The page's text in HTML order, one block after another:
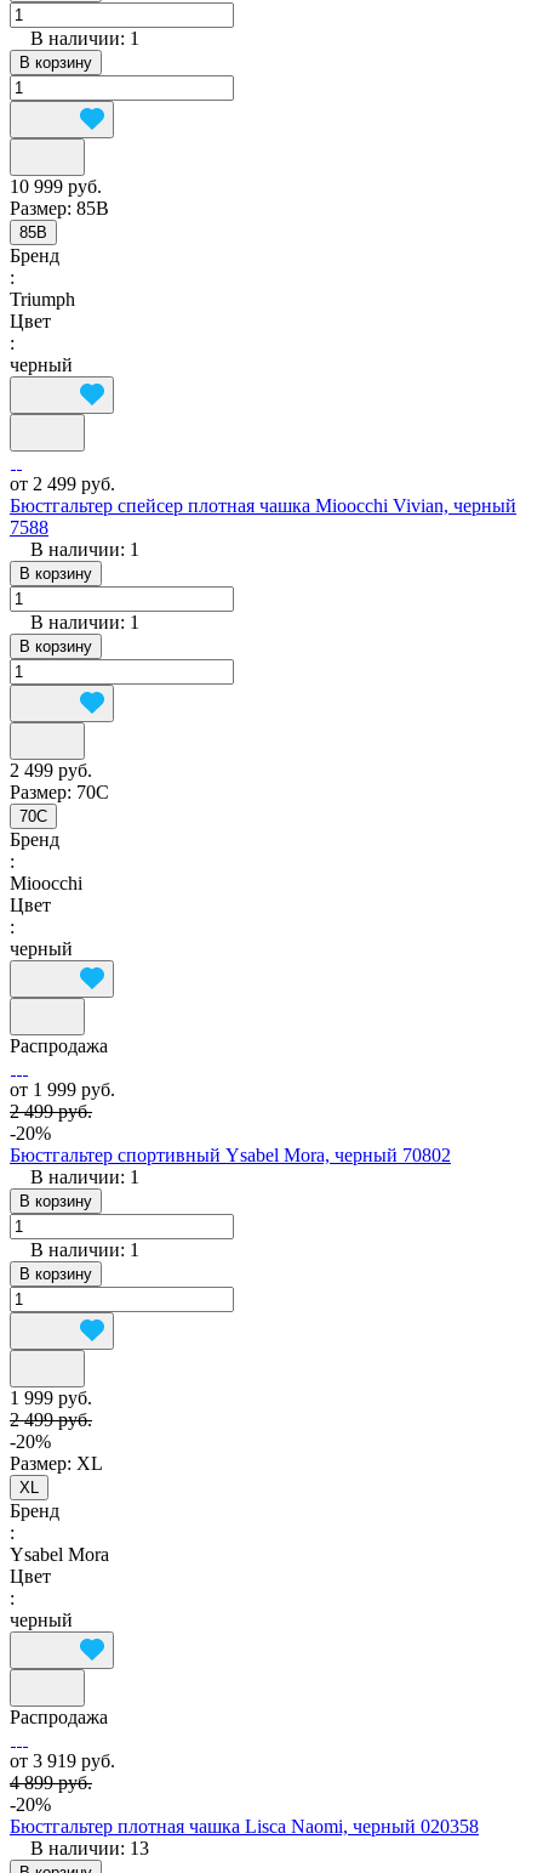
В наличии: 1
В корзину
10 999 руб.
Размер: 85B
85B
Бренд
:
Triumph
Цвет
:
черный
от 2 499 руб.
Бюстгальтер спейсер плотная чашка Mioocchi Vivian, черный
7588
В наличии: 1
В корзину
В наличии: 1
В корзину
2 499 руб.
Размер: 70C
70C
Бренд
:
Mioocchi
Цвет
:
черный
Распродажа
от 1 999 руб.
2 499 руб.
-20%
Бюстгальтер спортивный Ysabel Mora, черный 70802
В наличии: 1
В корзину
В наличии: 1
В корзину
1 999 руб.
2 499 руб.
-20%
Размер: XL
XL
Бренд
:
Ysabel Mora
Цвет
:
черный
Распродажа
от 3 919 руб.
4 899 руб.
-20%
Бюстгальтер плотная чашка Lisca Naomi, черный 020358
В наличии: 13